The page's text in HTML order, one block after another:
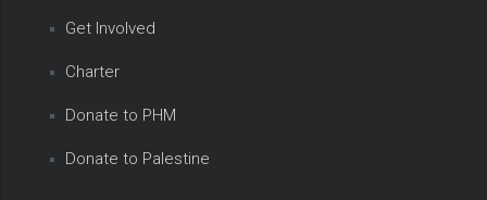
Get Involved
Charter
Donate to PHM
Donate to Palestine